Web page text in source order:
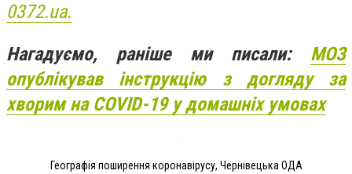
0372.ua.
Нагадуємо, раніше ми писали: МОЗ
опублікував інструкцію з догляду за
хворим на COVID-19 у домашніх умовах
Географія поширення коронавірусу, Чернівецька ОДА